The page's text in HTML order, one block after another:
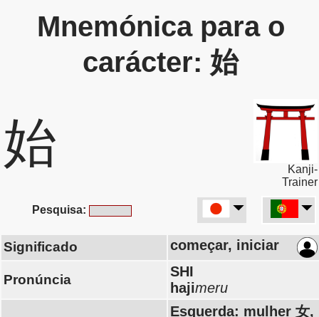
Mnemónica para o
carácter: 始
始
Kanji-
Trainer
Pesquisa:
Significado começar, iniciar
Pronúncia
SHI
hajimeru
Esquerda: mulher 女,